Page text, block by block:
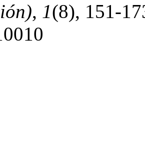
, 1(8), 151-